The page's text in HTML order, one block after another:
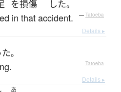
を損傷 した。
in that accident. — Tatoeba
Details ▸
。
— Tatoeba
Details ▸
あ